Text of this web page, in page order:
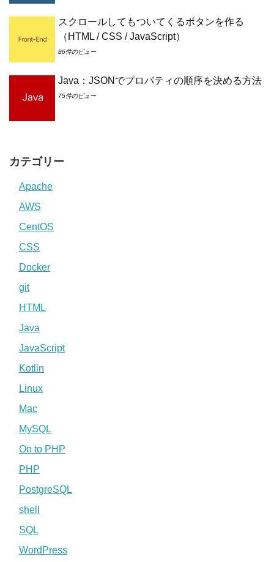
スクロールしてもついてくるボタンを作る
（HTML / CSS / JavaScript）
86件のビュー
Java：JSONでプロパティの順序を決める方法
75件のビュー
カテゴリー
Apache
AWS
CentOS
CSS
Docker
git
HTML
Java
JavaScript
Kotlin
Linux
Mac
MySQL
On to PHP
PHP
PostgreSQL
shell
SQL
WordPress